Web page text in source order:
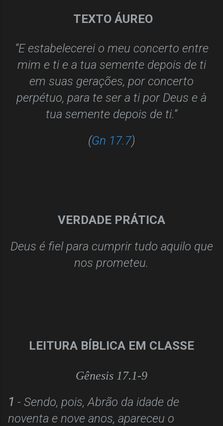
TEXTO ÁUREO
“E estabelecerei o meu concerto entre
mim e ti e a tua semente depois de ti
em suas gerações, por concerto
perpétuo, para te ser a ti por Deus e à
tua semente depois de ti.”
(Gn 17.7)
VERDADE PRÁTICA
Deus é fiel para cumprir tudo aquilo que
nos prometeu.
LEITURA BÍBLICA EM CLASSE
Gênesis 17.1-9
1 - Sendo, pois, Abrão da idade de
noventa e nove anos, apareceu o